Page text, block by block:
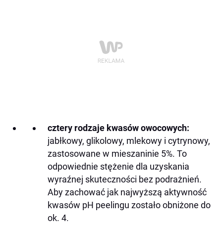
cztery rodzaje kwasów owocowych:
jabłkowy, glikolowy, mlekowy i cytrynowy,
zastosowane w mieszaninie 5%. To
odpowiednie stężenie dla uzyskania
wyraźnej skuteczności bez podrażnień.
Aby zachować jak najwyższą aktywność
kwasów pH peelingu zostało obniżone do
ok. 4.